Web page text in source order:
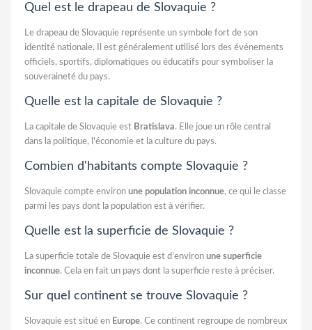
Quel est le drapeau de Slovaquie ?
Le drapeau de Slovaquie représente un symbole fort de son
identité nationale. Il est généralement utilisé lors des événements
officiels, sportifs, diplomatiques ou éducatifs pour symboliser la
souveraineté du pays.
Quelle est la capitale de Slovaquie ?
La capitale de Slovaquie est Bratislava. Elle joue un rôle central
dans la politique, l'économie et la culture du pays.
Combien d'habitants compte Slovaquie ?
Slovaquie compte environ une population inconnue, ce qui le classe
parmi les pays dont la population est à vérifier.
Quelle est la superficie de Slovaquie ?
La superficie totale de Slovaquie est d’environ une superficie
inconnue. Cela en fait un pays dont la superficie reste à préciser.
Sur quel continent se trouve Slovaquie ?
Slovaquie est situé en Europe. Ce continent regroupe de nombreux